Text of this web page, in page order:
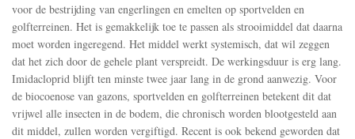
de
bodembiodiversiteit
aan
voor de bestrijding van engerlingen en emelten op sportvelden en
golfterreinen. Het is gemakkelijk toe te passen als strooimiddel dat daarna
moet worden ingeregend. Het middel werkt systemisch, dat wil zeggen
dat het zich door de gehele plant verspreidt. De werkingsduur is erg lang.
Imidacloprid blijft ten minste twee jaar lang in de grond aanwezig. Voor
de biocoenose van gazons, sportvelden en golfterreinen betekent dit dat
vrijwel alle insecten in de bodem, die chronisch worden blootgesteld aan
dit middel, zullen worden vergiftigd. Recent is ook bekend geworden dat